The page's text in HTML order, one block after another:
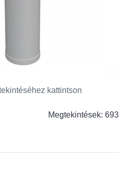
kattintson
Megtekintések: 693